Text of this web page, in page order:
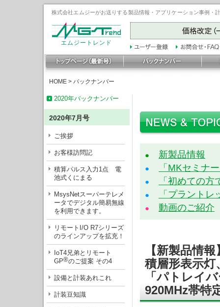
株式会社エムジーがお送りする製品情報・アプリケーション事例
エムジートレンド
HOME > バックナンバー
2020年バックナンバー
2020年7月号
ご挨拶
お客様訪問記
積算パルス入力1点 電
池式くにまる
MsysNetスーパーテレメ
ータでデジタル簡易無線
を利用できます。
リモートI/O R7シリーズ
のラインアップを拡充！
IoT4兄弟とリモート
GP®のご提案 その4
設備と計装あれこれ
計装豆知識
● 新製品情報
● 「MKセミナ
● 「初めての
● 「プラントレ
● 動画のご紹介
【新製品情報
積層形表示灯
「パトレイ
920MHz帯特